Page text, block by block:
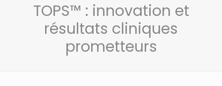
TOPS™ : innovation et
résultats cliniques
prometteurs